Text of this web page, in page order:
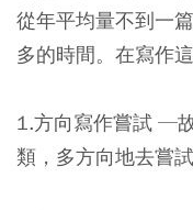
從年平均量不到一
多的時間。在寫作
1.方向寫作嘗試 ─
類，多方向地去嘗